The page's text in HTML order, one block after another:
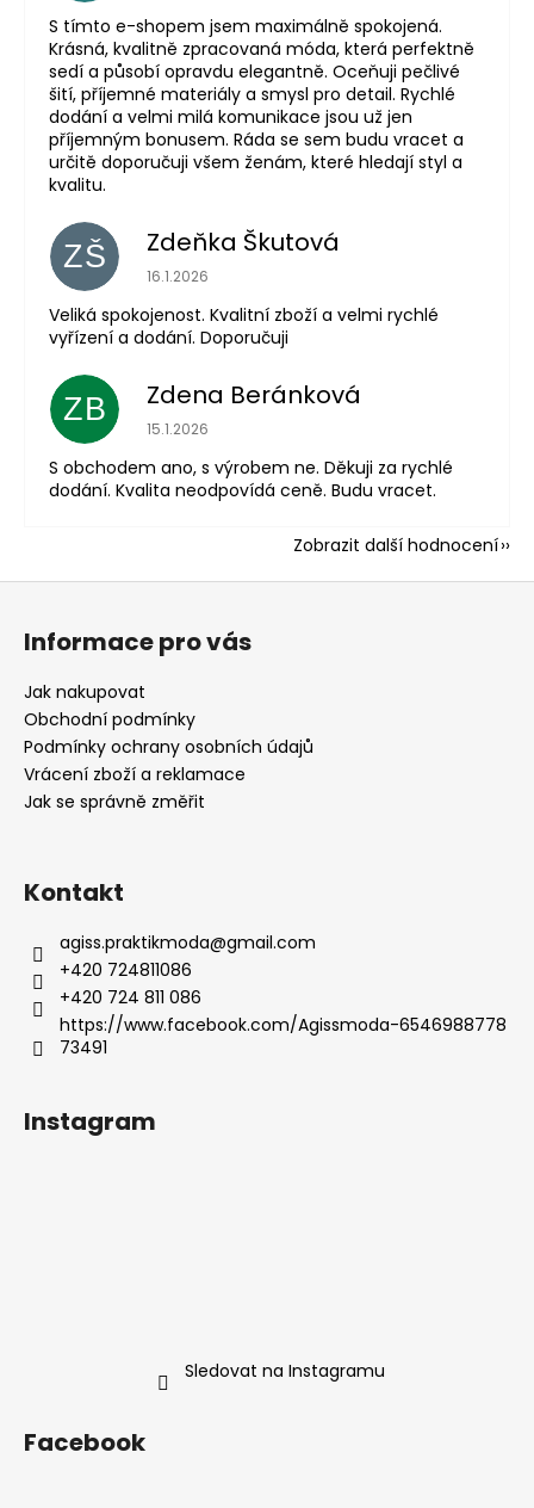
S tímto e-shopem jsem maximálně spokojená.
Krásná, kvalitně zpracovaná móda, která perfektně
sedí a působí opravdu elegantně. Oceňuji pečlivé
šití, příjemné materiály a smysl pro detail. Rychlé
dodání a velmi milá komunikace jsou už jen
příjemným bonusem. Ráda se sem budu vracet a
určitě doporučuji všem ženám, které hledají styl a
kvalitu.
ZŠ Zdeňka Škutová
Hodnocení obchodu je 5 z 5 hvězdiček.
16.1.2026
Veliká spokojenost. Kvalitní zboží a velmi rychlé
vyřízení a dodání. Doporučuji
ZB Zdena Beránková
Hodnocení obchodu je 1 z 5 hvězdiček.
15.1.2026
S obchodem ano, s výrobem ne. Děkuji za rychlé
dodání. Kvalita neodpovídá ceně. Budu vracet.
Zobrazit další hodnocení
Z
Informace pro vás
Jak nakupovat
Obchodní podmínky
Podmínky ochrany osobních údajů
Vrácení zboží a reklamace
Jak se správně změřit
Kontakt
agiss.praktikmoda@gmail.com
+420 724811086
+420 724 811 086
https://www.facebook.com/Agissmoda-6546988778
73491
Instagram
Sledovat na Instagramu
Facebook